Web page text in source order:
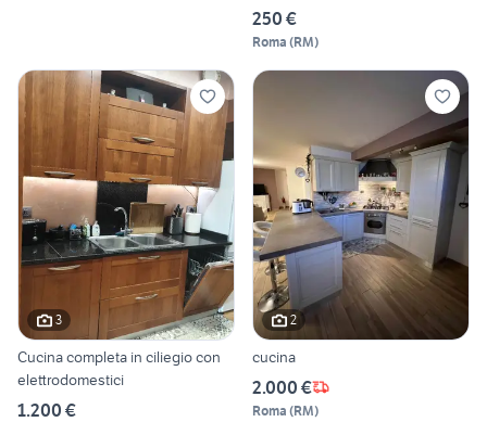
250 €
Roma (RM)
3
Cucina completa in ciliegio con
elettrodomestici
1.200 €
2
cucina
2.000 €
Roma (RM)